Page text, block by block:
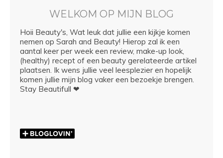
WELKOM OP MIJN BLOG
Hoii Beauty's, Wat leuk dat jullie een kijkje komen
nemen op Sarah and Beauty! Hierop zal ik een
aantal keer per week een review, make-up look,
(healthy) recept of een beauty gerelateerde artikel
plaatsen. Ik wens jullie veel leesplezier en hopelijk
komen jullie mijn blog vaker een bezoekje brengen.
Stay Beautifull ❤